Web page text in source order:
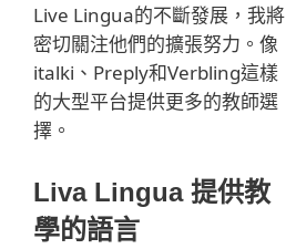
Live Lingua的不斷發展，我將
密切關注他們的擴張努力。像
italki、Preply和Verbling這樣
的大型平台提供更多的教師選
擇。
Liva Lingua 提供教
學的語言